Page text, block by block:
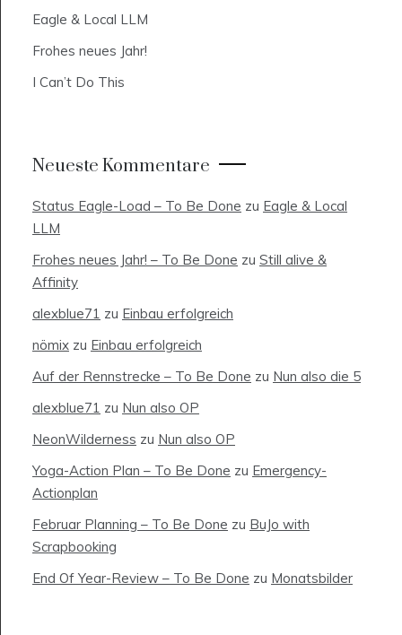
Eagle & Local LLM
Frohes neues Jahr!
I Can’t Do This
Neueste Kommentare
Status Eagle-Load – To Be Done zu Eagle & Local
LLM
Frohes neues Jahr! – To Be Done zu Still alive &
Affinity
alexblue71 zu Einbau erfolgreich
nömix zu Einbau erfolgreich
Auf der Rennstrecke – To Be Done zu Nun also die 5
alexblue71 zu Nun also OP
NeonWilderness zu Nun also OP
Yoga-Action Plan – To Be Done zu Emergency-
Actionplan
Februar Planning – To Be Done zu BuJo with
Scrapbooking
End Of Year-Review – To Be Done zu Monatsbilder